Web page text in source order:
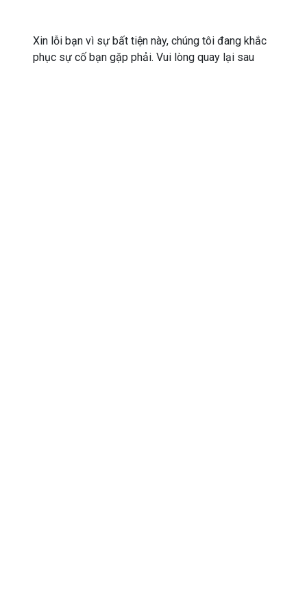
Xin lỗi bạn vì sự bất tiện này, chúng tôi đang khắc
phục sự cố bạn gặp phải. Vui lòng quay lại sau